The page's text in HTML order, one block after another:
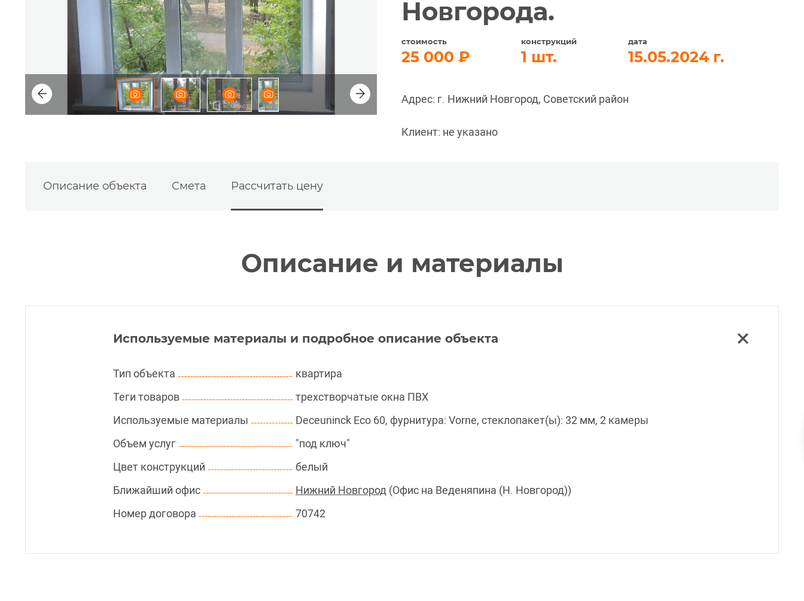
Новгорода.
стоимость
25 000
конструкций
1
дата
15.05.2024
Адрес: г. Нижний Новгород, Советский район
Клиент: не указано
Описание объекта Смета Рассчитать цену
Описание и материалы
Используемые материалы и подробное описание объекта
Тип объекта
квартира
Теги товаров
трехстворчатые окна ПВХ
Используемые материалы
Deceuninck Eco 60, фурнитура: Vorne, стеклопакет(ы): 32 мм, 2 камеры
Объем услуг
"под ключ"
Цвет конструкций
белый
Ближайший офис
Нижний Новгород (Офис на Веденяпина (Н. Новгород))
Номер договора
70742